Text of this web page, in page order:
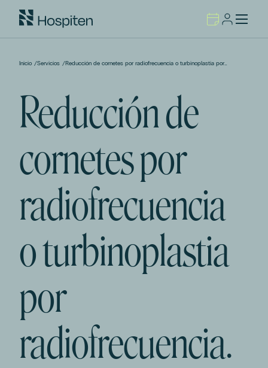
Inicio /Servicios /Reducción de cornetes por radiofrecuencia o turbinoplastia por
Reducción de
cornetes por
radiofrecuencia
o turbinoplastia
por
radiofrecuencia.